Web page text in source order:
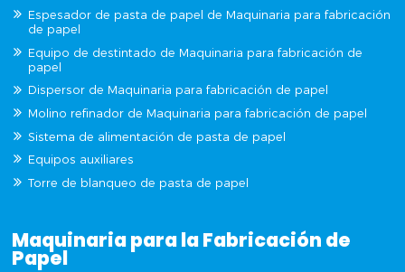
Espesador de pasta de papel de Maquinaria para fabricación
de papel
Equipo de destintado de Maquinaria para fabricación de
papel
Dispersor de Maquinaria para fabricación de papel
Molino refinador de Maquinaria para fabricación de papel
Sistema de alimentación de pasta de papel
Equipos auxiliares
Torre de blanqueo de pasta de papel
Maquinaria para la Fabricación de
Papel